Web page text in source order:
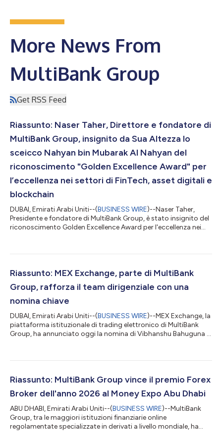
More News From
MultiBank Group
Get RSS Feed
Riassunto: Naser Taher, Direttore e fondatore di
MultiBank Group, insignito da Sua Altezza lo
sceicco Nahyan bin Mubarak Al Nahyan del
riconoscimento "Golden Excellence Award" per
l’eccellenza nei settori di FinTech, asset digitali e
blockchain
DUBAI, Emirati Arabi Uniti--(BUSINESS WIRE)--Naser Taher,
Presidente e fondatore di MultiBank Group, è stato insignito del
riconoscimento Golden Excellence Award per l'eccellenza nei
consegnato da Sua Altezza lo sceicco Nahyan bin Mubarak Al
Uniti e Ministro della tolleranza e della convivenza. Il testo
Riassunto: MEX Exchange, parte di MultiBank
Group, rafforza il team dirigenziale con una
nomina chiave
DUBAI, Emirati Arabi Uniti--(BUSINESS WIRE)--MEX Exchange, la
piattaforma istituzionale di trading elettronico di MultiBank
Group, ha annunciato oggi la nomina di Vibhanshu Bahuguna in
mentre amplia le proprie capacità commerciali e tecnologiche
di vendita, sviluppo aziendale e trading elettronico, Bahuguna...
Riassunto: MultiBank Group vince il premio Forex
Broker dell'anno 2026 al Money Expo Abu Dhabi
ABU DHABI, Emirati Arabi Uniti--(BUSINESS WIRE)--MultiBank
Group, tra le maggiori istituzioni finanziarie online
regolamentate specializzate in derivati a livello mondiale, ha